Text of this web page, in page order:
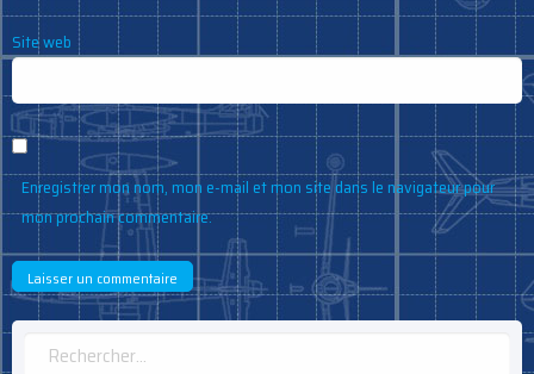
Site web
Enregistrer mon nom, mon e-mail et mon site dans le navigateur pour
mon prochain commentaire.
Rechercher :